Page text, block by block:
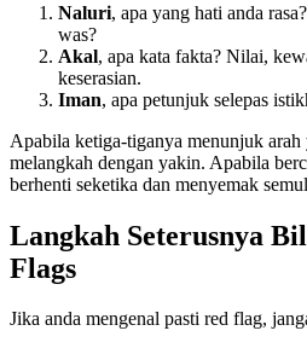
Naluri, apa yang hati anda
was?
Akal, apa kata fakta? Nilai,
keserasian.
Iman, apa petunjuk selepas
Apabila ketiga-tiganya menunjuk arah
melangkah dengan yakin. Apabila
berhenti seketika dan menyemak
Langkah Seterusnya
Flags
Jika anda mengenal pasti red flag,